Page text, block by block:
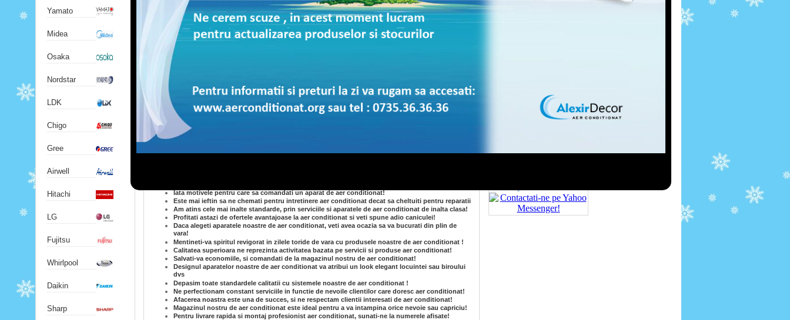
Yamato
Midea
Osaka
Nordstar
LDK
Chigo
Gree
Airwell
Hitachi
LG
Fujitsu
Whirlpool
Daikin
Sharp
va ajuta cum sa alegeti produsul "pe masura" locuintei sau mediului dumneavoastra de lucru.
De asemenea, acestia va ofera sfaturi cum sa-l intretineti şi sa-l pozitionati in asa fel incat sa nu va
afecteze sanatatea. Operatiunea de intretinere este recomandata in aceasta perioada, acest tip de
sarcina fiind cel mai bine indeplinita de angajatii nostri. Va asteptam sa ne sunati la unul din
numerele de telefon de pe site.
Daca doriti sa achizitionati un astfel de produs, va recomandam sa luati in calcul dimensiunile
spatiului de amplasare, pozitionarea sa in raport cu ferestrele si ce tip de tehnologie si functii are
incorporate. Pentru orice nelamuriri, probleme intampinate sau intrebari, personalul nostru calificat
este gata oricand sa va ofere informatiile de care aveti nevoie, intotdeauna cu zambetul pe buze.
Alte articole:
Iata motivele pentru care sa ne alegeti pentru comenzi si service aer conditionat!
Iata motivele pentru care sa comandati un aparat de aer conditionat!
Este mai ieftin sa ne chemati pentru intretinere aer conditionat decat sa cheltuiti pentru reparatii
Am atins cele mai inalte standarde, prin serviciile si aparatele de aer conditionat de inalta clasa!
Profitati astazi de ofertele avantajoase la aer conditionat si veti spune adio caniculei!
Daca alegeti aparatele noastre de aer conditionat, veti avea ocazia sa va bucurati din plin de
vara!
Mentineti-va spiritul revigorat in zilele toride de vara cu produsele noastre de aer conditionat !
Calitatea superioara ne reprezinta activitatea bazata pe servicii si produse aer conditionat!
Salvati-va economiile, si comandati de la magazinul nostru de aer conditionat!
Designul aparatelor noastre de aer conditionat va atribui un look elegant locuintei sau biroului
dvs
Depasim toate standardele calitatii cu sistemele noastre de aer conditionat !
Ne perfectionam constant serviciile in functie de nevoile clientilor care doresc aer conditionat!
Afacerea noastra este una de succes, si ne respectam clientii interesati de aer conditionat!
Magazinul nostru de aer conditionat este ideal pentru a va intampina orice nevoie sau capriciu!
Pentru livrare rapida si montaj profesionist aer conditionat, sunati-ne la numerele afisate!
[ citeste detalii ]